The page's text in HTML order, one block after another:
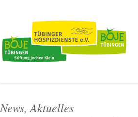
News, Aktuelles